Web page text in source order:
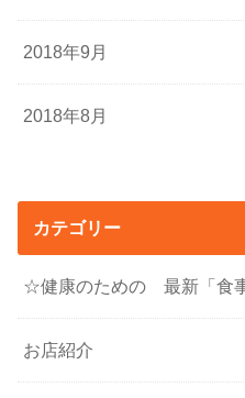
2018年9月
2018年8月
カテゴリー
☆健康のための 最新「食
お店紹介